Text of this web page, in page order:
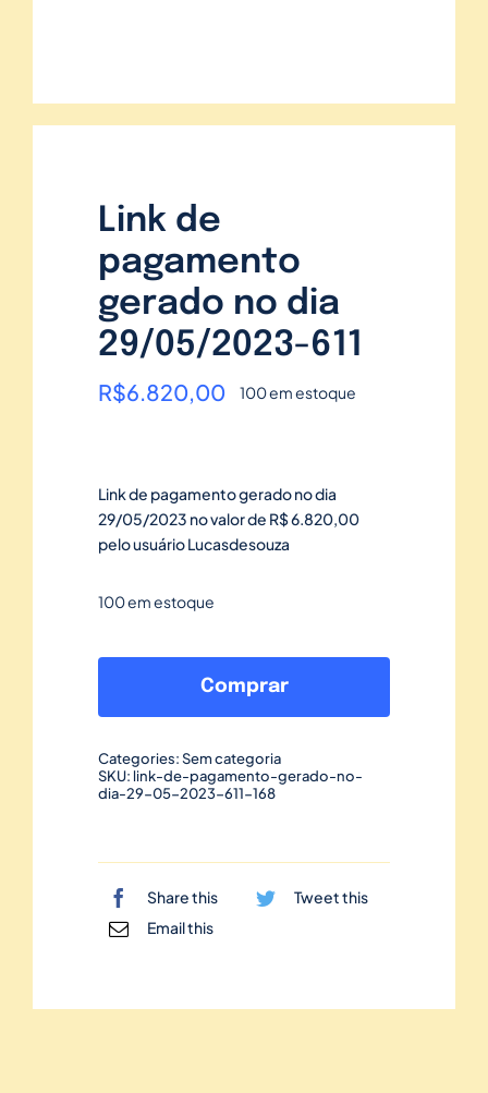
Link de
pagamento
gerado no dia
29/05/2023-611
R$6.820,00 100 em estoque
Link de pagamento gerado no dia
29/05/2023 no valor de R$ 6.820,00
pelo usuário Lucasdesouza
100 em estoque
de
no
dia
quantidade
Comprar
Categories:Sem categoria
SKU: link-de-pagamento-gerado-no-
dia-29-05-2023-611-168
Share this
Tweet this
Email this